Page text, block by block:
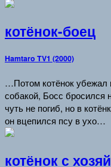
котёнок-боец
Hamtaro TV1 (2000)
…Потом котёнок убежал
собакой, Босс бросился
чуть не погиб, но в
он вцепился псу в ухо…
котёнок с